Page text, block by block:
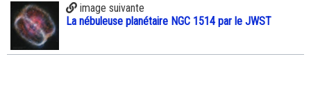
image suivante
La nébuleuse planétaire NGC 1514 par le JWST